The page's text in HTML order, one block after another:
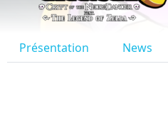
Présentation News